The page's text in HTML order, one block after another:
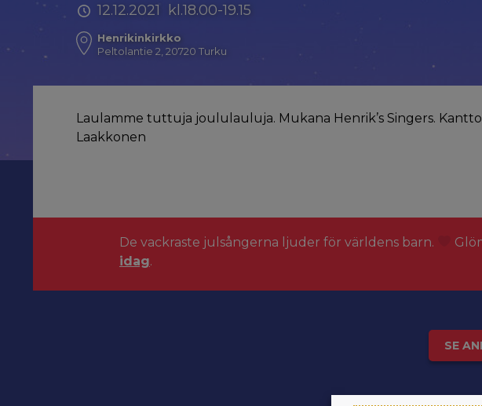
12.12.2021 kl.18.00-19.15
Henrikinkirkko
Peltolantie 2, 20720 Turku
Laulamme tuttuja joululauluja. Mukana Henrik’s Singers.
Laakkonen
De vackraste julsångerna ljuder för världens barn.
idag.
SE